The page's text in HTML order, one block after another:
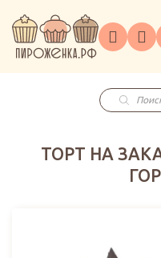
ГлавнаяКаталог
на
заказ
Поиск
товаров
ТОРТ НА